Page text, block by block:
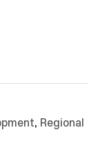
, Regional